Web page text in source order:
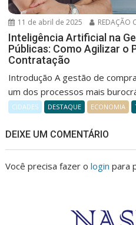
11 de abril de 2025 REDAÇÃO
Inteligência Artificial na
Públicas: Como Agilizar o
Contratação
Introdução A gestão de
um dos processos mais
CIDADES DESTAQUE ECONOMIA
DEIXE UM COMENTÁRIO
Você precisa fazer ologin para